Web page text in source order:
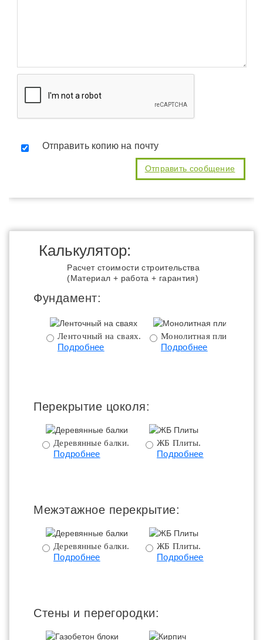
Отправить копию на почту
Калькулятор:
Расчет стоимости строительства
(Материал + работа + гарантия)
Фундамент:
Ленточный на сваях.
Подробнее
Монолитная плита.
Подробнее
Перекрытие цоколя:
Деревянные балки.
Подробнее
ЖБ Плиты.
Подробнее
Межэтажное перекрытие:
Деревянные балки.
Подробнее
ЖБ Плиты.
Подробнее
Стены и перегородки: